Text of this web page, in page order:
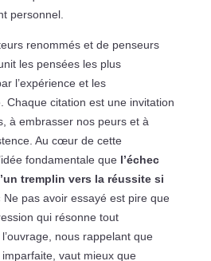
personnel.
renommés et de penseurs
les pensées les plus
l’expérience et les
Chaque citation est une invitation
à embrasser nos peurs et à
Au cœur de cette
fondamentale que l’échec
tremplin vers la réussite si
Ne pas avoir essayé est pire que
qui résonne tout
nous rappelant que
vaut mieux que